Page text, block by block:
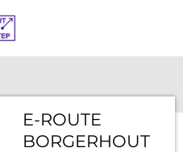
E-ROUTE
BORGERHOUT